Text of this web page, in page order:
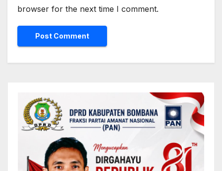
browser for the next time I comment.